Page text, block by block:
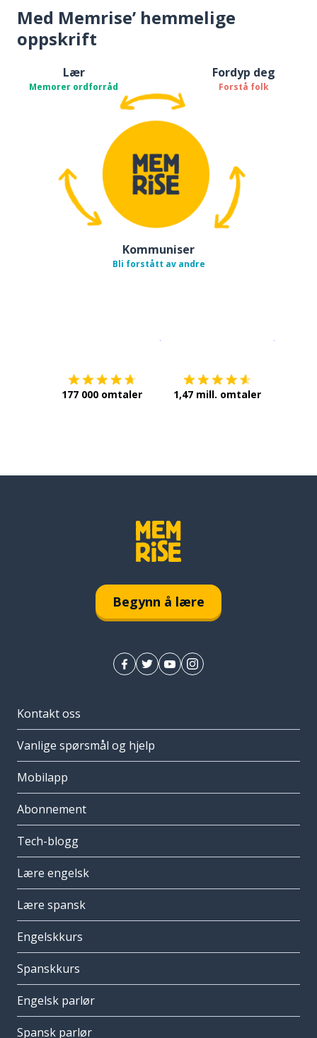
Med Memrise’ hemmelige
oppskrift
Lær
Memorer ordforråd
Fordyp deg
Forstå folk
Kommuniser
Bli forstått av andre
177 000 omtaler 1,47 mill. omtaler
Begynn å lære
Kontakt oss
Vanlige spørsmål og hjelp
Mobilapp
Abonnement
Tech-blogg
Lære engelsk
Lære spansk
Engelskkurs
Spanskkurs
Engelsk parlør
Spansk parlør